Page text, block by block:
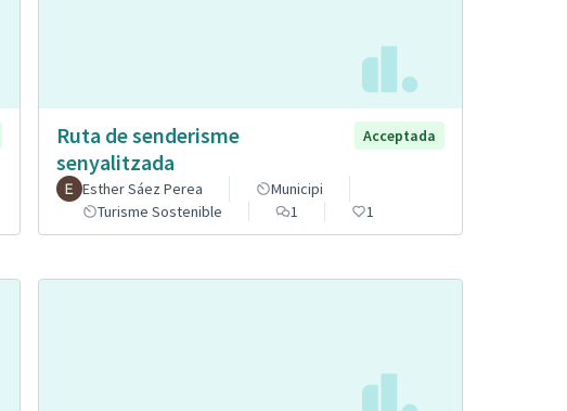
Ruta de senderisme
senyalitzada
Acceptada
Esther Sáez Perea
Municipi
Turisme Sostenible
1 1